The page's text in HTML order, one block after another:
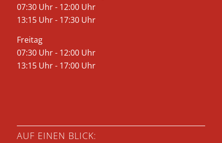
07:30 Uhr - 12:00 Uhr
13:15 Uhr - 17:30 Uhr
Freitag
07:30 Uhr - 12:00 Uhr
13:15 Uhr - 17:00 Uhr
AUF EINEN BLICK: